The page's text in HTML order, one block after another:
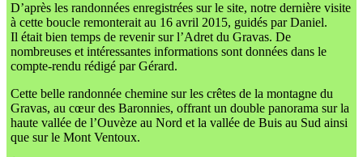
D’après les randonnées enregistrées sur le site, notre dernière visite
à cette boucle remonterait au 16 avril 2015, guidés par Daniel.
Il était bien temps de revenir sur l’Adret du Gravas. De
nombreuses et intéressantes informations sont données dans le
compte-rendu rédigé par Gérard.
Cette belle randonnée chemine sur les crêtes de la montagne du
Gravas, au cœur des Baronnies, offrant un double panorama sur la
haute vallée de l’Ouvèze au Nord et la vallée de Buis au Sud ainsi
que sur le Mont Ventoux.